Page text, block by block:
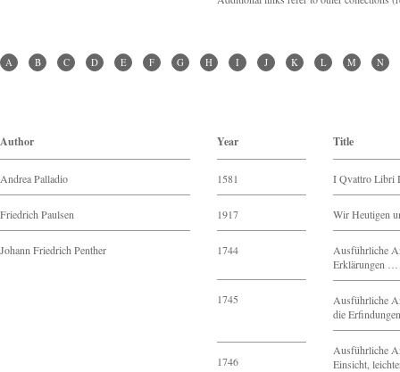
A B C D E F G H I J K L M N
Author
Andrea Palladio
Friedrich Paulsen
Johann Friedrich Penther
Year
1581
1917
1744
1745
1746
Title
I Qvattro Libri
Wir Heutigen
Ausführliche
Erklärungen …
Ausführliche
die
Ausführliche
Einsicht,